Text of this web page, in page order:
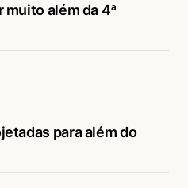
muito além da 4ª
para além do